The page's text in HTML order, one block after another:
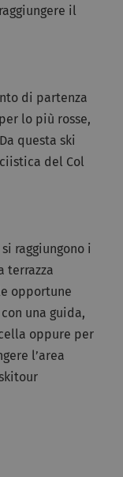
il
di partenza
lo più rosse,
questa ski
del Col
raggiungono i
terrazza
opportune
una guida,
oppure per
l’area